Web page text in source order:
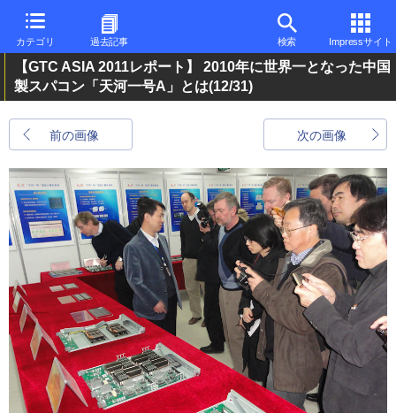
カテゴリ 過去記事 検索 Impressサイト
【GTC ASIA 2011レポート】 2010年に世界一となった中国
製スパコン「天河一号A」とは(12/31)
前の画像 次の画像